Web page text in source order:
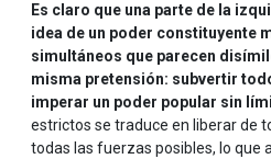
Es claro que una parte de la
idea de un poder constituyente
simultáneos que parecen
misma pretensión: subvertir
imperar un poder popular sin
estrictos se traduce en liberar de
todas las fuerzas posibles, lo que